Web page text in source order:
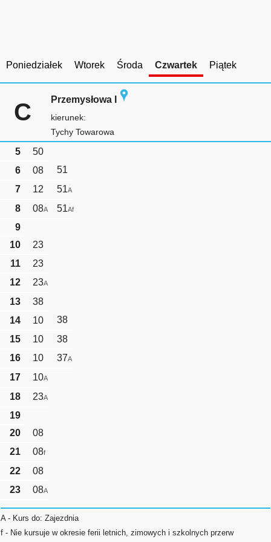
Poniedziałek Wtorek Środa Czwartek Piątek
C Przemysłowa I
kierunek:
Tychy Towarowa
5
50
6
08
51
7
12 51A
8 08A 51Af
9
10
23
11
23
12
23A
13
38
14
10
38
15
10
38
16
10 37A
17 10A
18 23A
19
20
08
21
08f
22
08
23
08A
A - Kurs do: Zajezdnia
f - Nie kursuje w okresie ferii letnich, zimowych i szkolnych przerw